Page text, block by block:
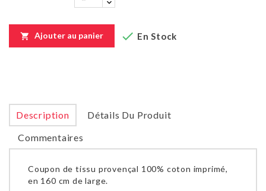
 Ajouter au panier  En Stock
Description
Détails Du Produit
Commentaires
Coupon de tissu provençal 100% coton imprimé,
en 160 cm de large.